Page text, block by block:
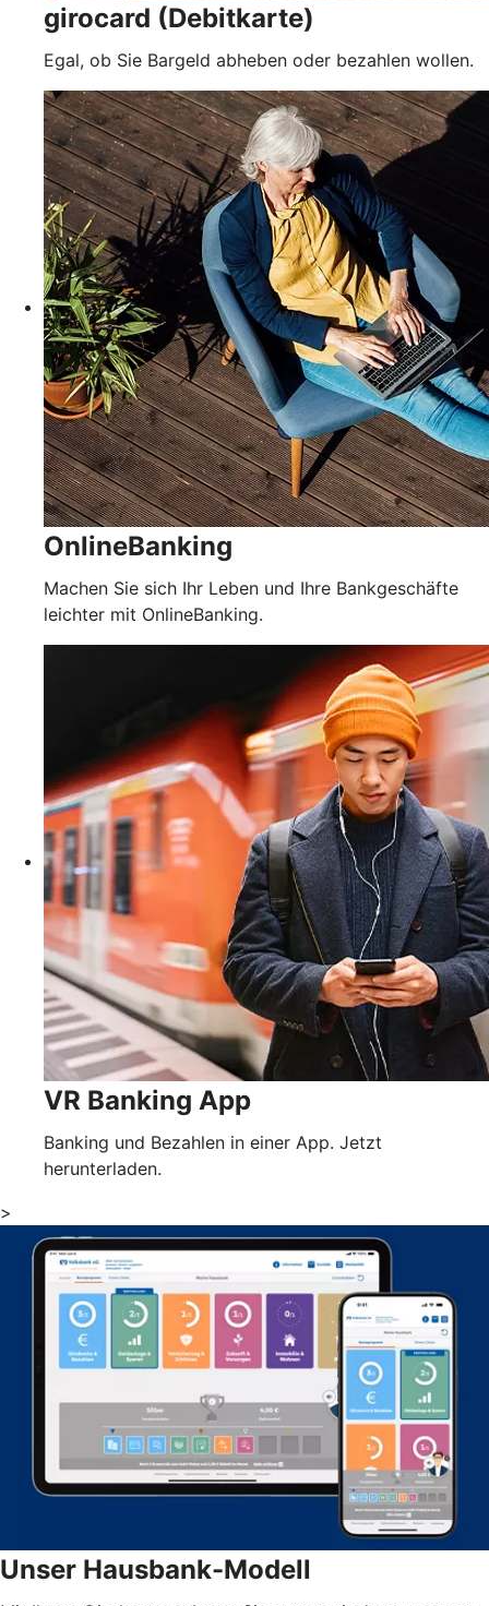
girocard (Debitkarte)
Egal, ob Sie Bargeld abheben oder bezahlen wollen.
OnlineBanking
Machen Sie sich Ihr Leben und Ihre Bankgeschäfte
leichter mit OnlineBanking.
VR Banking App
Banking und Bezahlen in einer App. Jetzt
herunterladen.
>
Unser Hausbank-Modell